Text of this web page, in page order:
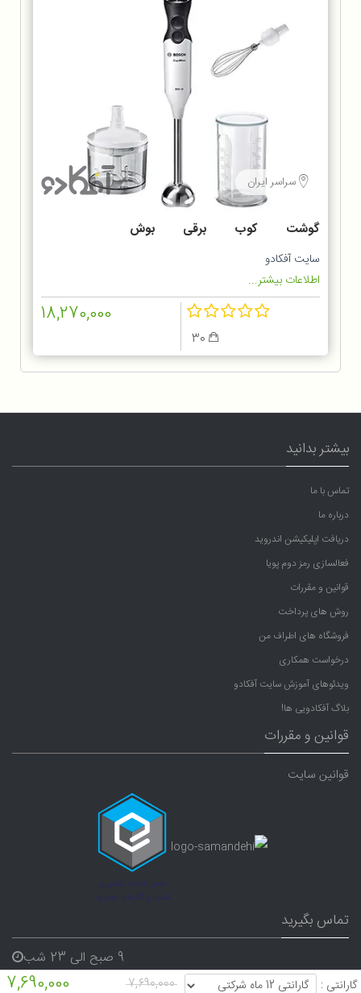
گارانتی : 7,690,000
7,690,000
سراسر ایران
گوشت کوب برقی بوش
MS6CA4150
سایت آفکادو
اطلاعات بیشتر...
18,270,000
بیشتر بدانید
تماس با ما
درباره ما
دریافت اپلیکیشن اندروید
فعالسازی رمز دوم پویا
قوانین و مقررات
روش های پرداخت
فروشگاه های اطراف من
درخواست همکاری
ویدئوهای آموزش سایت آفکادو
بلاگ آفکادویی ها!
قوانین و مقررات
قوانین سایت
تماس بگیرید
9 صبح الی 23 شب
07191640165